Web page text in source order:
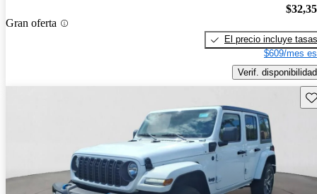
Gran oferta
El precio incluye tasas
$609/mes
Verif. disponibilidad